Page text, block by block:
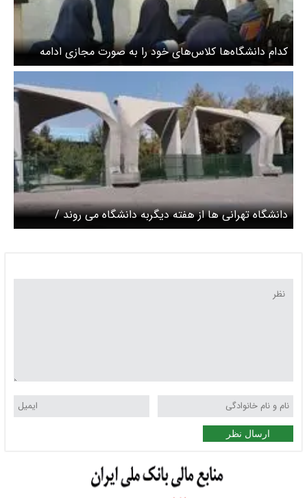
کدام دانشگاه‌ها کلاس‌های خود را به صورت مجازی ادامه
خواهند داد؟
دانشگاه تهرانی ها از هفته دیگربه دانشگاه می روند /
کلاسهای دانشجویان کارشناسی هنوز مجازی است
ارسال نظر